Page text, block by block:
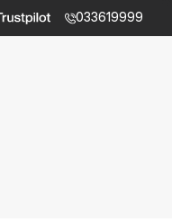
033619999